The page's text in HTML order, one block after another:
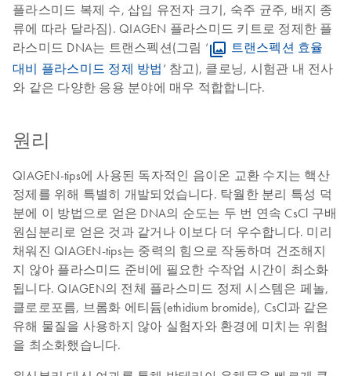
플라스미드 복제 수, 삽입 유전자 크기, 숙주 균주, 배지 종
류에 따라 달라짐). QIAGEN 플라스미드 키트로 정제한 플
라스미드 DNA는 트랜스펙션(그림 ‘
트랜스펙션 효율
대비 플라스미드 정제 방법 ’ 참고), 클로닝, 시험관 내 전사
와 같은 다양한 응용 분야에 매우 적합합니다.
원리
QIAGEN-tips에 사용된 독자적인 음이온 교환 수지는 핵산
정제를 위해 특별히 개발되었습니다. 탁월한 분리 특성 덕
분에 이 방법으로 얻은 DNA의 순도는 두 번 연속 CsCl 구배
원심분리로 얻은 것과 같거나 이보다 더 우수합니다. 미리
채워진 QIAGEN-tips는 중력의 힘으로 작동하며 건조해지
지 않아 플라스미드 준비에 필요한 수작업 시간이 최소화
됩니다. QIAGEN의 전체 플라스미드 정제 시스템은 페놀,
클로로포름, 브롬화 에티듐(ethidium bromide), CsCl과 같은
유해 물질을 사용하지 않아 실험자와 환경에 미치는 위험
을 최소화했습니다.